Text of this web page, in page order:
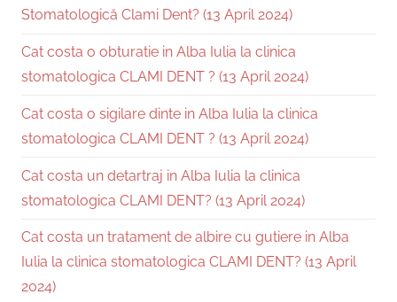
Stomatologică Clami Dent? (13 April 2024)
Cat costa o obturatie in Alba Iulia la clinica
stomatologica CLAMI DENT ? (13 April 2024)
Cat costa o sigilare dinte in Alba Iulia la clinica
stomatologica CLAMI DENT ? (13 April 2024)
Cat costa un detartraj in Alba Iulia la clinica
stomatologica CLAMI DENT? (13 April 2024)
Cat costa un tratament de albire cu gutiere in Alba
Iulia la clinica stomatologica CLAMI DENT? (13 April
2024)